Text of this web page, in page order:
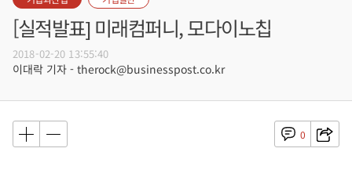
[실적발표] 미래컴퍼니, 모다이노칩
2018-02-20 13:55:40
이대락 기자 - therock@businesspost.co.kr
0